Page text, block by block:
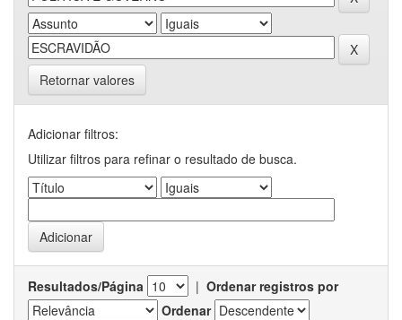
Retornar valores
Adicionar filtros:
Utilizar filtros para refinar o resultado de busca.
Resultados/Página | Ordenar registros por
Ordenar